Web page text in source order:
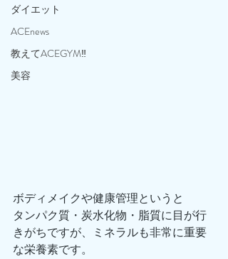
ダイエット
ACEnews
教えてACEGYM‼️
美容
ボディメイクや健康管理というと
タンパク質・炭水化物・脂質に目が行
きがちですが、ミネラルも非常に重要
な栄養素です。